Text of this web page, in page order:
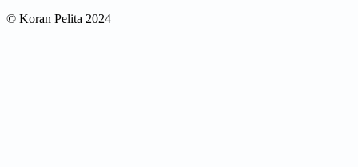
© Koran Pelita 2024